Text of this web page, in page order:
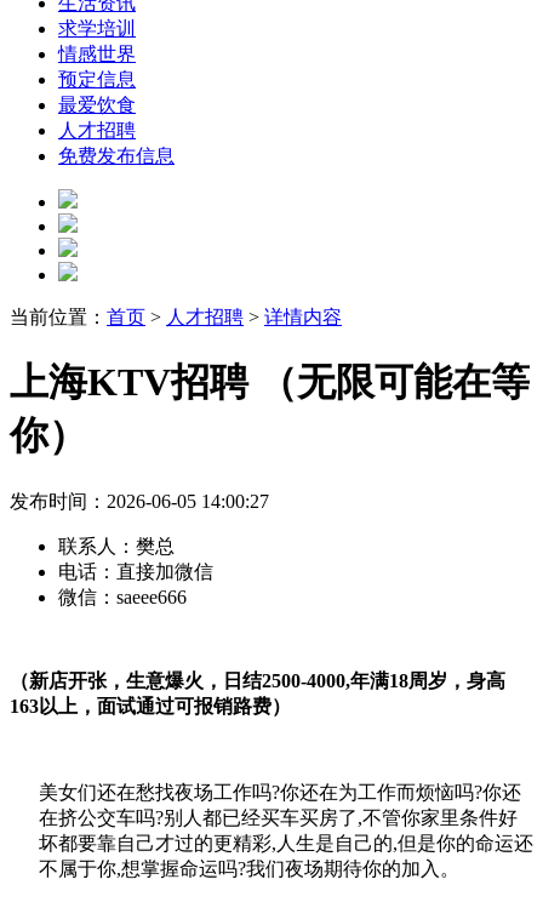
求学培训
情感世界
预定信息
最爱饮食
人才招聘
免费发布信息
当前位置： 首页 > 人才招聘 > 详情内容
上海KTV招聘 （无限可能在等
你）
发布时间：2026-06-05 14:00:27
联系人： 樊总
电话： 直接加微信
微信： saeee666
（新店开张，生意爆火，日结2500-4000,年满18周岁，身高
163以上，面试通过可报销路费）
美女们还在愁找夜场工作吗?你还在为工作而烦恼吗?你还
在挤公交车吗?别人都已经买车买房了,不管你家里条件好
坏都要靠自己才过的更精彩,人生是自己的,但是你的命运还
不属于你,想掌握命运吗?我们夜场期待你的加入。